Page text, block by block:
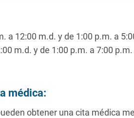
a 12:00 m.d. y de 1:00 p.m. a
m.d. y de 1:00 p.m. a 7:00 p.m.
médica:
obtener una cita médica